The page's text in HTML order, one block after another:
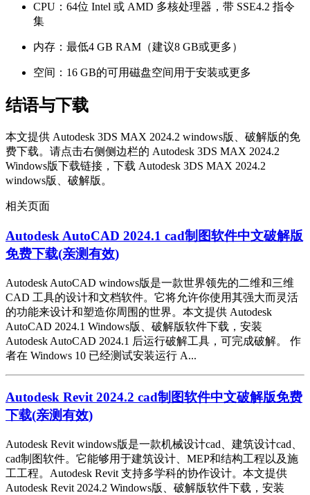
CPU：64位 Intel 或 AMD 多核处理器，带 SSE4.2 指令
集
内存：最低4 GB RAM（建议8 GB或更多）
空间：16 GB的可用磁盘空间用于安装或更多
结语与下载
本文提供 Autodesk 3DS MAX 2024.2 windows版、破解版的免
费下载。请点击右侧侧边栏的 Autodesk 3DS MAX 2024.2
Windows版下载链接，下载 Autodesk 3DS MAX 2024.2
windows版、破解版。
相关页面
Autodesk AutoCAD 2024.1 cad制图软件中文破解版
免费下载(亲测有效)
Autodesk AutoCAD windows版是一款世界领先的二维和三维
CAD 工具的设计和文档软件。它将允许你使用其强大而灵活
的功能来设计和塑造你周围的世界。本文提供 Autodesk
AutoCAD 2024.1 Windows版、破解版软件下载，安装
Autodesk AutoCAD 2024.1 后运行破解工具，可完成破解。 作
者在 Windows 10 已经测试安装运行 A...
Autodesk Revit 2024.2 cad制图软件中文破解版免费
下载(亲测有效)
Autodesk Revit windows版是一款机械设计cad、建筑设计cad、
cad制图软件。它能够用于建筑设计、MEP和结构工程以及施
工工程。Autodesk Revit 支持多学科的协作设计。本文提供
Autodesk Revit 2024.2 Windows版、破解版软件下载，安装